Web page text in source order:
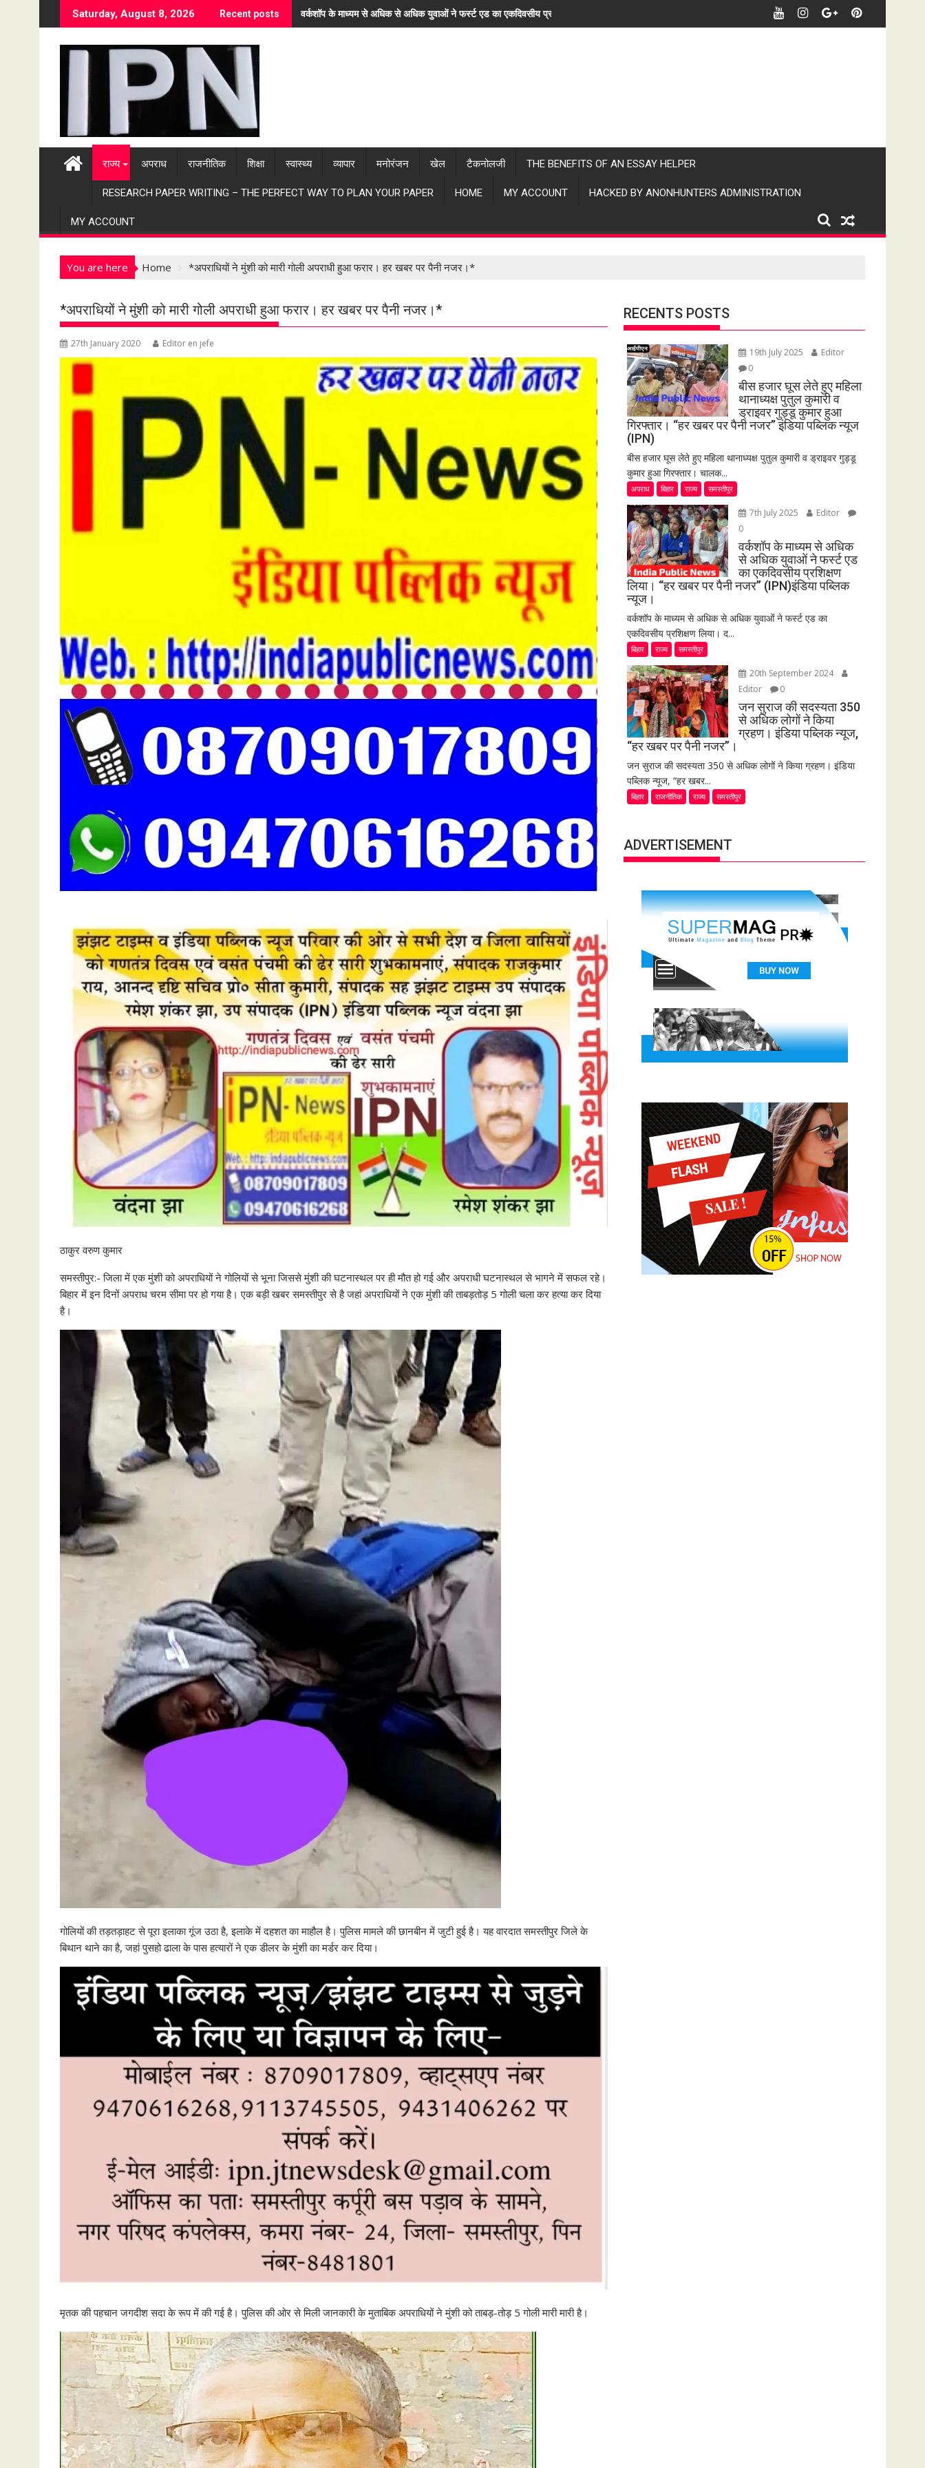
k
Saturday, August 8, 2026 Recent posts वर्कशॉप के माध्यम से अधिक से अधिक युवाओं ने फर्स्ट एड का एकदिवसीय प्रशिक्षण लिया। "हर खबर पर पैनी नजर" (IPN)इंडिया पब्लिक न्यूज।
राज्य अपराध राजनीतिक शिक्षा स्वास्थ्य व्यापार मनोरंजन खेल टैकनोलजी THE BENEFITS OF AN ESSAY HELPER
RESEARCH PAPER WRITING – THE PERFECT WAY TO PLAN YOUR PAPER HOME MY ACCOUNT HACKED BY ANONHUNTERS ADMINISTRATION
MY ACCOUNT
You are here Home *अपराधियों ने मुंशी को मारी गोली अपराधी हुआ फरार। हर खबर पर पैनी नजर।*
*अपराधियों ने मुंशी को मारी गोली अपराधी हुआ फरार। हर खबर पर पैनी नजर।*
27th January 2020 Editor en jefe
ठाकुर वरुण कुमार
समस्तीपुर:- जिला में एक मुंशी को अपराधियों ने गोलियों से भूना जिससे मुंशी की घटनास्थल पर ही मौत हो गई और अपराधी घटनास्थल से भागने में सफल रहे।
बिहार में इन दिनों अपराध चरम सीमा पर हो गया है। एक बड़ी खबर समस्तीपुर से है जहां अपराधियों ने एक मुंशी की ताबड़तोड़ 5 गोली चला कर हत्या कर दिया
है।
गोलियों की तड़तड़ाहट से पूरा इलाका गूंज उठा है, इलाके में दहशत का माहौल है। पुलिस मामले की छानबीन में जुटी हुई है। यह वारदात समस्तीपुर जिले के
बिथान थाने का है, जहां पुसहो ढाला के पास हत्यारों ने एक डीलर के मुंशी का मर्डर कर दिया।
मृतक की पहचान जगदीश सदा के रूप में की गई है। पुलिस की ओर से मिली जानकारी के मुताबिक अपराधियों ने मुंशी को ताबड़-तोड़ 5 गोली मारी मारी है।
RECENTS POSTS
19th July 2025
Editor
0
बीस हजार घूस लेते हुए महिला
थानाध्यक्ष पुतुल कुमारी व
ड्राइवर गुड्डू कुमार हुआ
गिरफ्तार। “हर खबर पर पैनी नजर” इंडिया पब्लिक न्यूज
(IPN)
बीस हजार घूस लेते हुए महिला थानाध्यक्ष पुतुल कुमारी व ड्राइवर गुड्डू
कुमार हुआ गिरफ्तार। चालक...
अपराध बिहार राज्य समस्तीपुर
7th July 2025
Editor
0
वर्कशॉप के माध्यम से अधिक
से अधिक युवाओं ने फर्स्ट एड
का एकदिवसीय प्रशिक्षण
लिया। “हर खबर पर पैनी नजर” (IPN)इंडिया पब्लिक
न्यूज।
वर्कशॉप के माध्यम से अधिक से अधिक युवाओं ने फर्स्ट एड का
एकदिवसीय प्रशिक्षण लिया। द...
बिहार राज्य समस्तीपुर
20th September 2024
Editor
0
जन सुराज की सदस्यता 350
से अधिक लोगों ने किया
ग्रहण। इंडिया पब्लिक न्यूज,
“हर खबर पर पैनी नजर”।
जन सुराज की सदस्यता 350 से अधिक लोगों ने किया ग्रहण। इंडिया
पब्लिक न्यूज, “हर खबर...
बिहार राजनीतिक राज्य समस्तीपुर
ADVERTISEMENT